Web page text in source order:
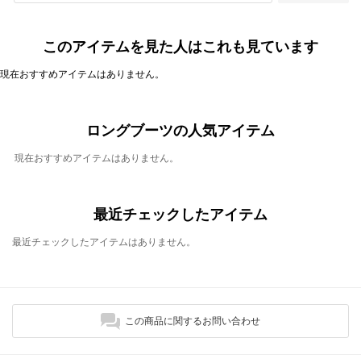
このアイテムを見た人はこれも見ています
現在おすすめアイテムはありません。
ロングブーツの人気アイテム
現在おすすめアイテムはありません。
最近チェックしたアイテム
最近チェックしたアイテムはありません。
この商品に関するお問い合わせ